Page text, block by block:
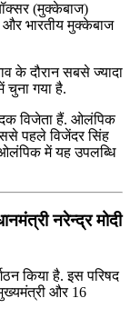
(मुक्केबाज)
और भारतीय मुक्केबाज
के दौरान सबसे ज्यादा
चुना गया है.
विजेता हैं. ओलंपिक
पहले विजेंदर सिंह
में यह उपलब्धि
नरेन्द्र मोदी
किया है. इस परिषद
और 16